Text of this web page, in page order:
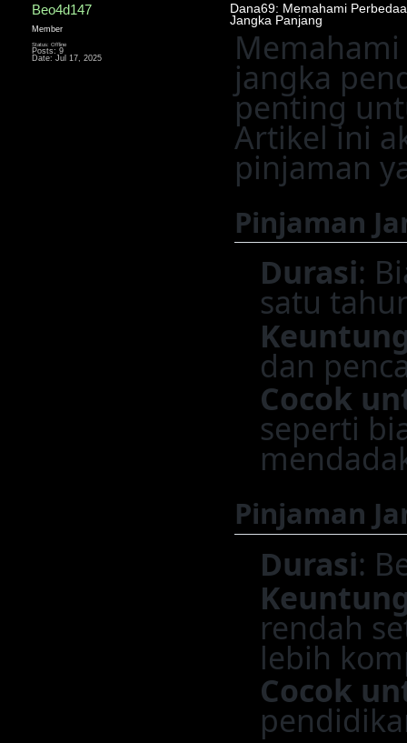
Beo4d147
Member
Status: Offline
Posts: 9
Date: Jul 17, 2025
Dana69: Memahami
Jangka Panjang
jangka
penting
Artikel ini
pinjaman
Pinjaman
Durasi:
satu
dan
Cocok
seperti
Pinjaman
Durasi:
rendah
lebih
Cocok